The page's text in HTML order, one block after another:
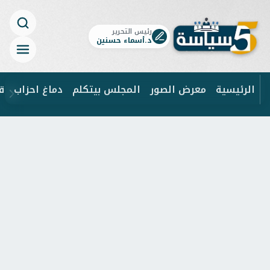
رئيس التحرير
د.أسماء حسنين
الرئيسية معرض الصور المجلس بيتكلم دماغ احزاب